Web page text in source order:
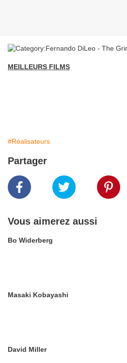
MEILLEURS FILMS
#Réalisateurs
Partager
Vous aimerez aussi
Bo Widerberg
Masaki Kobayashi
David Miller